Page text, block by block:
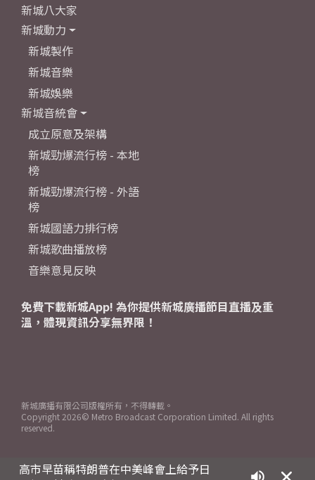
高市早苗稱特朗普在中美峰會上給予日
新城八大家
新城動力
新城製作
新城音樂
新城娛樂
新城音統會
成立原意及架構
新城勁爆流行榜 - 本地
榜
新城勁爆流行榜 - 外語
榜
新城國語力排行榜
新城歌曲播放榜
音樂意見反映
免費下載新城App! 為你提供新城廣播節目直播及重
溫，體現資訊分享無界限！
新城廣播有限公司版權所有，不得轉載。
Copyright 2026© Metro Broadcast Corporation Limited. All rights
reserved.